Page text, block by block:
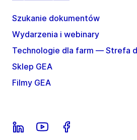
Szukanie dokumentów
Wydarzenia i webinary
Technologie dla farm — Strefa
Sklep GEA
Filmy GEA